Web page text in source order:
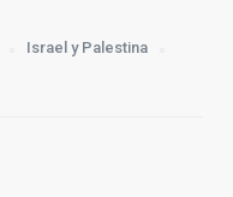
Israel y Palestina